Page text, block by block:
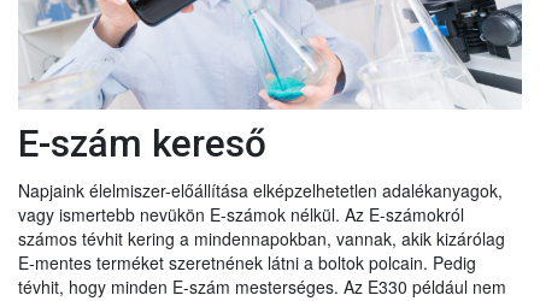
E-szám kereső
Napjaink élelmiszer-előállítása elképzelhetetlen adalékanyagok,
vagy ismertebb nevükön E-számok nélkül. Az E-számokról
számos tévhit kering a mindennapokban, vannak, akik kizárólag
E-mentes terméket szeretnének látni a boltok polcain. Pedig
tévhit, hogy minden E-szám mesterséges. Az E330 például nem